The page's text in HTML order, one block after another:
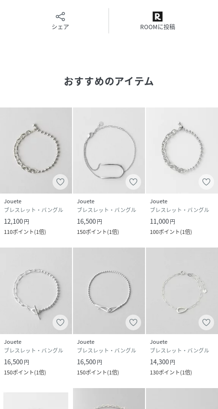
シェア ROOMに投稿
おすすめのアイテム
Jouete
ブレスレット・バングル
12,100円
110ポイント(1倍)
Jouete
ブレスレット・バングル
16,500円
150ポイント(1倍)
Jouete
ブレスレット・バングル
11,000円
100ポイント(1倍)
Jouete
ブレスレット・バングル
16,500円
150ポイント(1倍)
Jouete
ブレスレット・バングル
16,500円
150ポイント(1倍)
Jouete
ブレスレット・バングル
14,300円
130ポイント(1倍)